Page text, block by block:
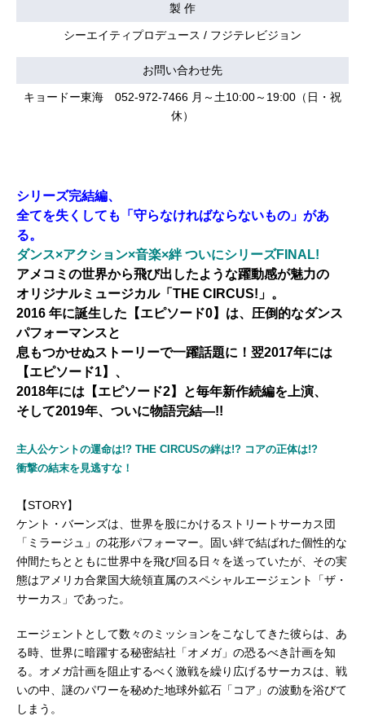
製 作
シーエイティプロデュース / フジテレビジョン
お問い合わせ先
キョードー東海 052-972-7466 月～土10:00～19:00（日・祝
休）
シリーズ完結編、
全てを失くしても「守らなければならないもの」があ
る。
ダンス×アクション×音楽×絆 ついにシリーズFINAL!
アメコミの世界から飛び出したような躍動感が魅力の
オリジナルミュージカル「THE CIRCUS!」。
2016 年に誕生した【エピソード0】は、圧倒的なダンス
パフォーマンスと
息もつかせぬストーリーで一躍話題に！翌2017年には
【エピソード1】、
2018年には【エピソード2】と毎年新作続編を上演、
そして2019年、ついに物語完結―!!
主人公ケントの運命は!? THE CIRCUSの絆は!? コアの正体は!?
衝撃の結末を見逃すな！
【STORY】
ケント・バーンズは、世界を股にかけるストリートサーカス団
「ミラージュ」の花形パフォーマー。固い絆で結ばれた個性的な
仲間たちとともに世界中を飛び回る日々を送っていたが、その実
態はアメリカ合衆国大統領直属のスペシャルエージェント「ザ・
サーカス」であった。
エージェントとして数々のミッションをこなしてきた彼らは、あ
る時、世界に暗躍する秘密結社「オメガ」の恐るべき計画を知
る。オメガ計画を阻止するべく激戦を繰り広げるサーカスは、戦
いの中、謎のパワーを秘めた地球外鉱石「コア」の波動を浴びて
しまう。